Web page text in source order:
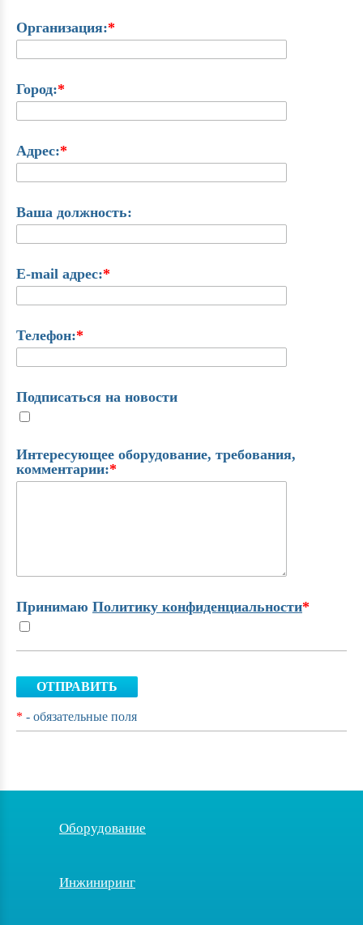
Организация:*
Город:*
Адрес:*
Ваша должность:
E-mail адрес:*
Телефон:*
Подписаться на новости
Интересующее оборудование, требования,
комментарии:*
Принимаю Политику конфиденциальности*
ОТПРАВИТЬ
* - обязательные поля
Оборудование
Инжиниринг